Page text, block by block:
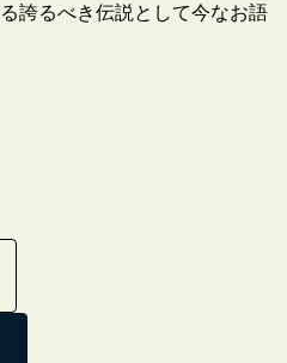
誇るべき伝説として今なお語